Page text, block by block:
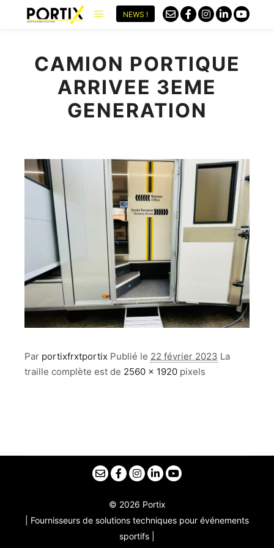
NEWS !
CAMION PORTIQUE
ARRIVEE 3EME
GENERATION
Par portixfrxtportix Publié le 22 février 2023 La
traille complète est de 2560 × 1920 pixels
© 2026 Portix
| Fournisseurs de solutions techniques pour événements
sportifs |